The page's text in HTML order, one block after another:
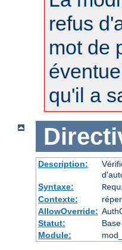
refus
mot de
qu'il a
Description:
Syntaxe:
Contexte:
AllowOverride:
Statut:
Base
Module: